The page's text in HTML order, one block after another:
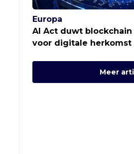
Europa
AI Act duwt
voor digitale herkomst
Meer